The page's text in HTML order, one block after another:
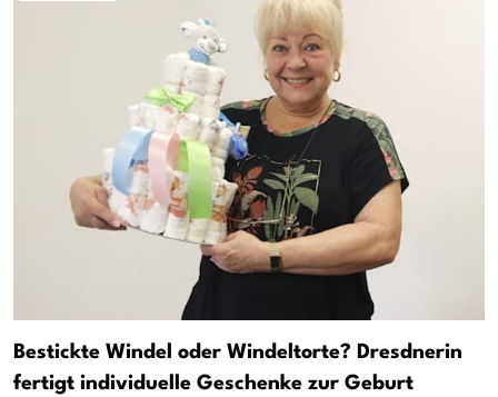
Bestickte Windel oder Windeltorte? Dresdnerin
fertigt individuelle Geschenke zur Geburt